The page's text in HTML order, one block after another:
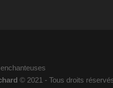
© 2021 - Tous droits